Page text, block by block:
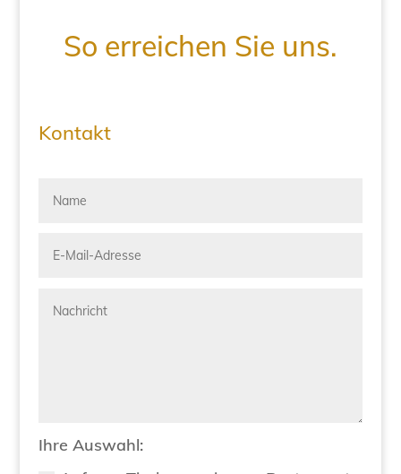
So erreichen Sie uns.
Kontakt
Ihre Auswahl: